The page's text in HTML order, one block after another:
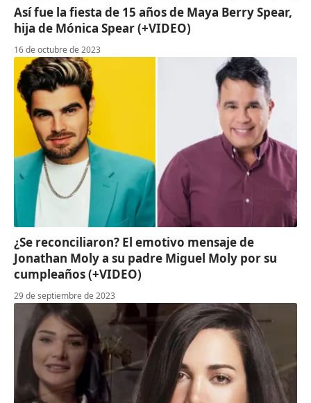
Así fue la fiesta de 15 años de Maya Berry Spear,
hija de Mónica Spear (+VIDEO)
16 de octubre de 2023
¿Se reconciliaron? El emotivo mensaje de
Jonathan Moly a su padre Miguel Moly por su
cumpleaños (+VIDEO)
29 de septiembre de 2023